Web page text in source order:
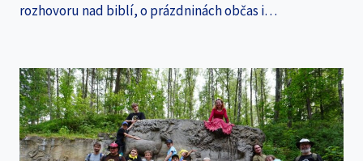
rozhovoru nad biblí, o prázdninách občas i…